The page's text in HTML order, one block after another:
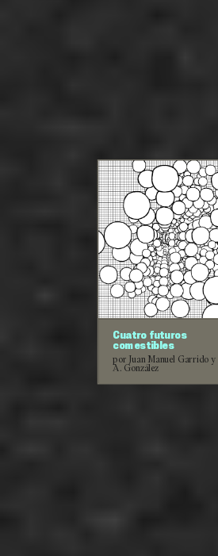
Cuatro futuros
comestibles
por Juan Manuel Garrido y
A. González